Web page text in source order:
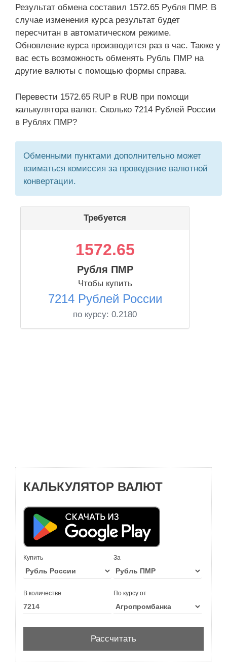
Результат обмена составил 1572.65 Рубля ПМР. В
случае изменения курса результат будет
пересчитан в автоматическом режиме.
Обновление курса производится раз в час. Также у
вас есть возможность обменять Рубль ПМР на
другие валюты с помощью формы справа.
Перевести 1572.65 RUP в RUB при помощи
калькулятора валют. Сколько 7214 Рублей России
в Рублях ПМР?
Обменными пунктами дополнительно может
взиматься комиссия за проведение валютной
конвертации.
Требуется
1572.65
Рубля ПМР
Чтобы купить
7214 Рублей России
по курсу: 0.2180
КАЛЬКУЛЯТОР ВАЛЮТ
Купить За
В количестве По курсу от